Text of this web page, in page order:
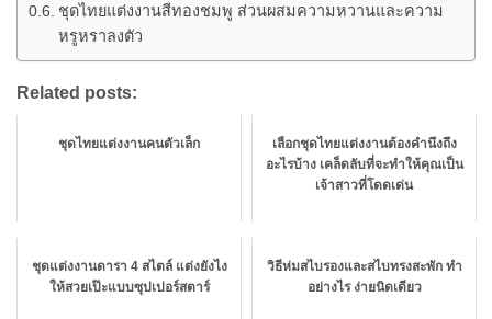
ชุดไทยแต่งงานสีทองชมพู ส่วนผสมความหวานและความ
หรูหราลงตัว
Related posts:
ชุดไทยแต่งงานคนตัวเล็ก
เลือกชุดไทยแต่งงานต้องคำนึงถึง
อะไรบ้าง เคล็ดลับที่จะทำให้คุณเป็น
เจ้าสาวที่โดดเด่น
ชุดแต่งงานดารา 4 สไตล์ แต่งยังไง
ให้สวยเป๊ะแบบซุปเปอร์สตาร์
วิธีห่มสไบรองและสไบทรงสะพัก ทำ
อย่างไร ง่ายนิดเดียว